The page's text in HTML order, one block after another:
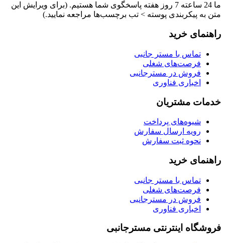
ما 24 ساعته 7 روز هفته پاسخگوی شما هستیم. (برای ویرایش این
متن به پیکربندی پوسته > تب برچسب‌ها مراجعه نمایید.)
راهنمای خرید
تماس با مستر جانبی
فرصت‌های شغلی
فروش در مسترجانبی
اخباری فناوری
خدمات مشتریان
شیوه‌های پرداخت
رویه ارسال سفارش
نحوه ثبت سفارش
راهنمای خرید
تماس با مستر جانبی
فرصت‌های شغلی
فروش در مسترجانبی
اخباری فناوری
فروشگاه اینترنتی مسترجانبی